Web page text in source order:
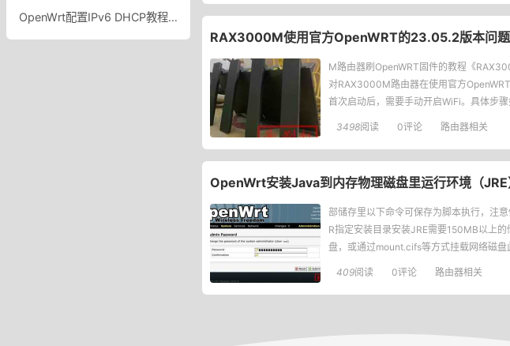
OpenWrt配置IPv6 DHCP教程OpenWrt中配置IPv6的DHCP功能
RAX3000M使用官方OpenWRT的23.05.2版本问
M路由器刷OpenWRT固件的教程《
对RAX3000M路由器在使用官方
首次启动后，需要手动开启WiFi。具体步
3498阅读 0评论 路由器相关
OpenWrt安装Java到内存物理磁盘里运行环境（JRE
部储存里以下命令可保存为脚本执行，注
R指定安装目录安装JRE需要150MB以上
盘，或通过mount.cifs等方式挂载网络磁
409阅读 0评论 路由器相关